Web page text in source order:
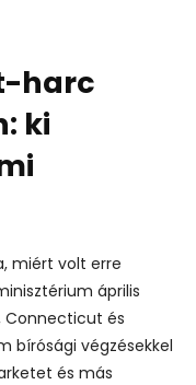
harc
ki
miért volt erre
április
Connecticut és
bírósági végzésekkel
és más